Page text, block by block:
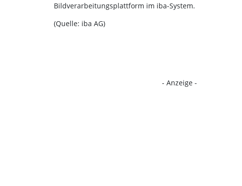
Bildverarbeitungsplattform im iba-System.
(Quelle: iba AG)
- Anzeige -